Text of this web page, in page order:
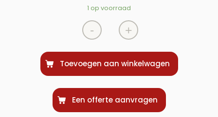
1 op voorraad
- +
Toevoegen aan winkelwagen
Een offerte aanvragen